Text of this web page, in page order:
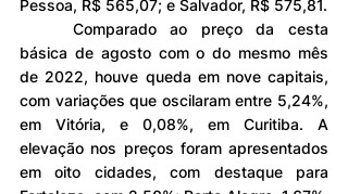
Pessoa, R$ 565,07; e Salvador, R$ 575,81.
básica de agosto com o do mesmo mês
de 2022, houve queda em nove capitais,
com variações que oscilaram entre 5,24%,
em Vitória, e 0,08%, em Curitiba. A
elevação nos preços foram apresentados
em oito cidades, com destaque para